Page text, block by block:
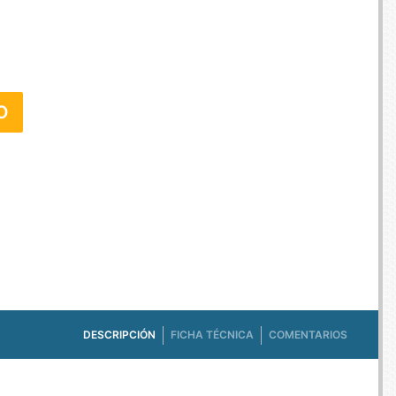
TÉLÉPHONIE
CONNECTÉS
DESCRIPCIÓN FICHA TÉCNICA COMENTARIOS